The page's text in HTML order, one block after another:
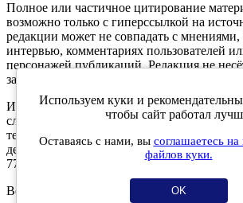
Полное или частичное цитирование
возможно только с гиперссылкой на
редакции может не совпадать с
интервью, комментариях пользователей
персонажей публикаций. Редакция не
за текст комментариев читателей.
Интернет-портал Kirov.online
службе по надзору в сфере связи,
технологий и массовых коммуникаций
декабря 2019 года. Регистрационный
77189.
Возрастное ограничение 12+
Используем куки и
чтобы сайт работал
Оставаясь с нами, вы соглашаетесь на
файлов куки.
OK